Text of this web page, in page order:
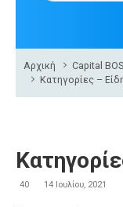
Αρχική Capital BOS
Κατηγορίες –
40 14 Ιουλίου, 2021